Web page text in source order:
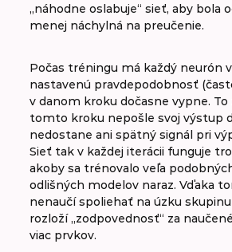
Deep learning
„náhodne oslabuje“ sieť, aby bola
menej náchylná na preučenie.
Počas tréningu má každý neurón
nastavenú pravdepodobnosť
v danom kroku dočasne vypne. To
tomto kroku nepošle svoj výstup
nedostane ani spätný signál pri
Sieť tak v každej iterácii funguje
akoby sa trénovalo veľa
odlišných modelov naraz. Vďaka
nenaučí spoliehať na úzku
rozloží „zodpovednosť“ za
viac prvkov.